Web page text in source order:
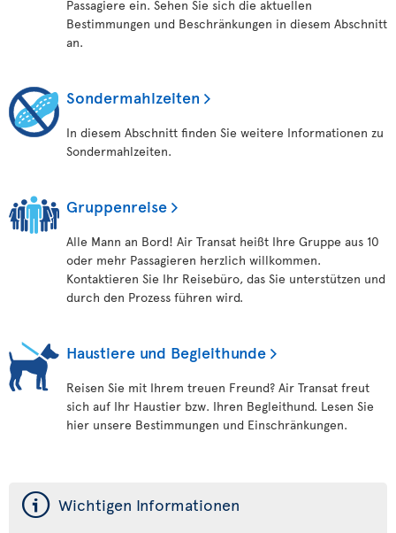
Passagiere ein. Sehen Sie sich die aktuellen
Bestimmungen und Beschränkungen in diesem Abschnitt
an.
Sondermahlzeiten
In diesem Abschnitt finden Sie weitere Informationen zu
Sondermahlzeiten.
Gruppenreise
Alle Mann an Bord! Air Transat heißt Ihre Gruppe aus 10
oder mehr Passagieren herzlich willkommen.
Kontaktieren Sie Ihr Reisebüro, das Sie unterstützen und
durch den Prozess führen wird.
Haustiere und Begleithunde
Reisen Sie mit Ihrem treuen Freund? Air Transat freut
sich auf Ihr Haustier bzw. Ihren Begleithund. Lesen Sie
hier unsere Bestimmungen und Einschränkungen.
ý Wichtigen Informationen